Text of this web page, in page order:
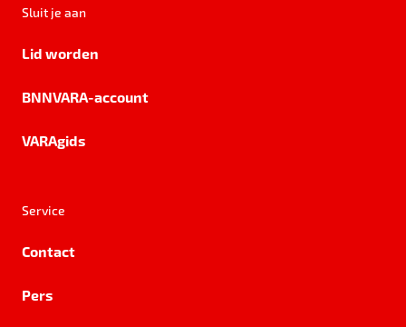
Sluit je aan
Lid worden
BNNVARA-account
VARAgids
Service
Contact
Pers